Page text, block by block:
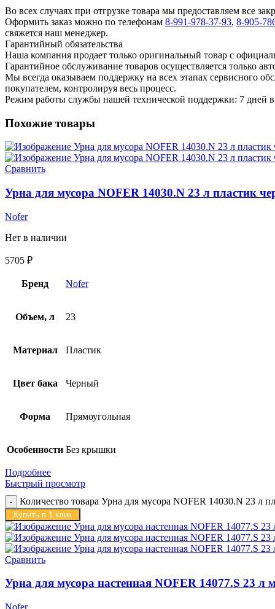
Во всех случаях при отгрузке товара мы предоставляем все
Оформить заказ можно по телефонам 8-991-978-37-93, 8-905-
свяжется наш менеджер.
Гарантийный обязательства
Наша компания продает только оригинальный товар с
Гарантийное обслуживание товаров осуществляется только
Мы всегда оказываем поддержку на всех этапах сервисного
покупателем, контролируя весь процесс.
Режим работы службы нашей технической поддержки: 7 дней
Похожие товары
Сравнить
Урна для мусора NOFER 14030.N 23 л пластик
Nofer
Нет в наличии
5705 ₽
Бренд Nofer
Объем, л 23
Материал Пластик
Цвет бака Черный
Форма Прямоугольная
Особенности Без крышки
Подробнее
Быстрый просмотр
Количество товара Урна для мусора NOFER 14030.N 23 л
Купить в 1 клик
Сравнить
Урна для мусора настенная NOFER 14077.S 23 л